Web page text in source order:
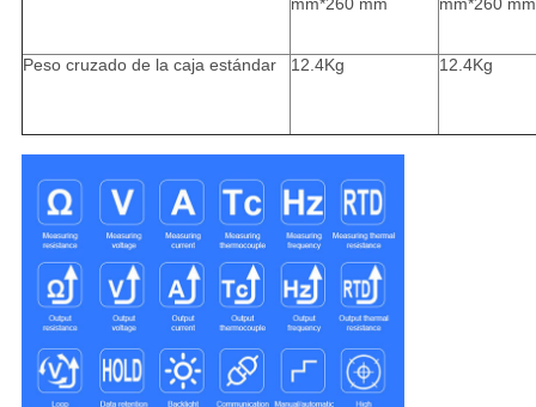
mm*260 mm
mm*260 mm
Peso cruzado de la caja estándar 12.4Kg 12.4Kg